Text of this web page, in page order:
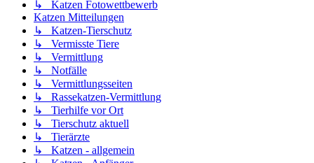
↳ Katzen Fotowettbewerb
Katzen Mitteilungen
↳ Katzen-Tierschutz
↳ Vermisste Tiere
↳ Vermittlung
↳ Notfälle
↳ Vermittlungsseiten
↳ Rassekatzen-Vermittlung
↳ Tierhilfe vor Ort
↳ Tierschutz aktuell
↳ Tierärzte
↳ Katzen - allgemein